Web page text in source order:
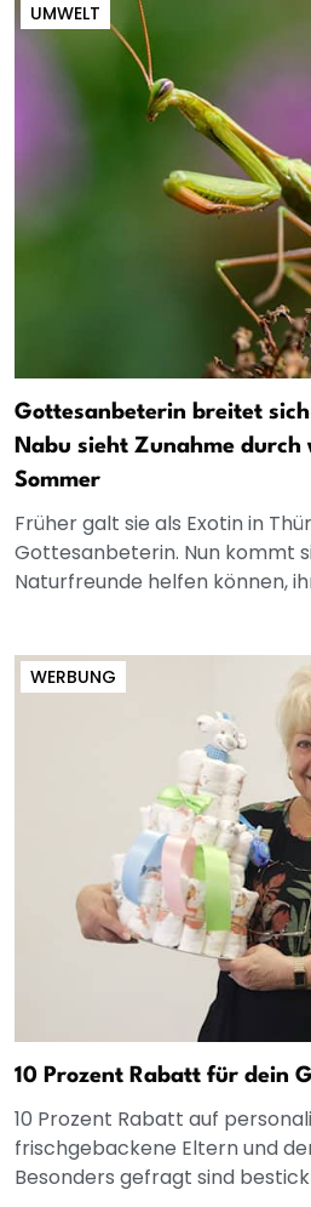
UMWELT
Gottesanbeterin breitet
Nabu sieht Zunahme
Sommer
Früher galt sie als Exotin in
Gottesanbeterin. Nun kommt
Naturfreunde helfen können,
WERBUNG
10 Prozent Rabatt für dein
10 Prozent Rabatt auf
frischgebackene Eltern und
Besonders gefragt sind